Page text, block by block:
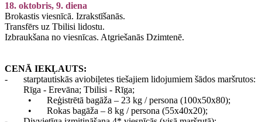
18. oktobris, 9. diena
Brokastis viesnīcā. Izrakstīšanās.
Transfērs uz Tbilisi lidostu.
Izbraukšana no viesnīcas. Atgriešanās Dzimtenē.
CENĀ IEKĻAUTS:
-
starptautiskās aviobiļetes tiešajiem lidojumiem šādos maršrutos:
Rīga - Erevāna; Tbilisi - Rīga;
•
Reģistrētā bagāža – 23 kg / persona (100x50x80);
•
Rokas bagāža – 8 kg / persona (55x40x20);